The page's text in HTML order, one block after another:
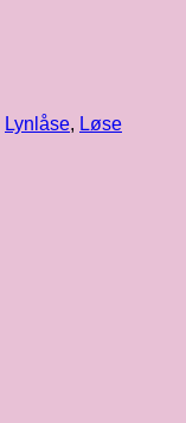
Lynlåse, Løse